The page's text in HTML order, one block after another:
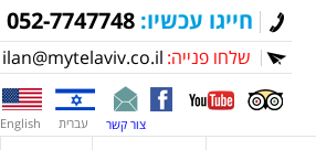
חייגו עכשיו: 052-7747748
שלחו פנייה: ilan@mytelaviv.co.il
English עברית צור קשר